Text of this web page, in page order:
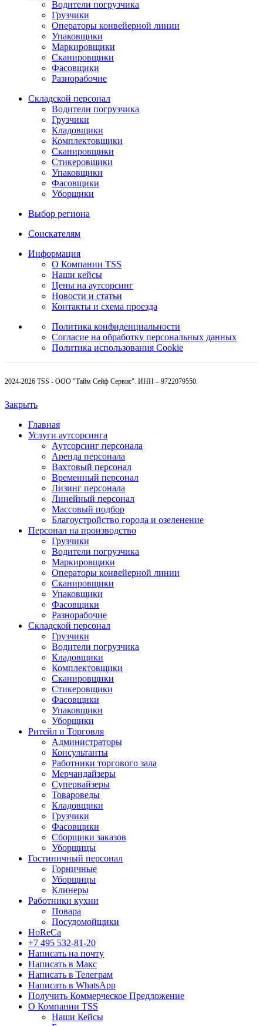
Водители погрузчика
Грузчики
Операторы конвейерной линии
Упаковщики
Маркировщики
Сканировщики
Фасовщики
Разнорабочие
Складской персонал
Водители погрузчика
Грузчики
Кладовщики
Комплектовщики
Сканировщики
Стикеровщики
Упаковщики
Фасовщики
Уборщики
Выбор региона
Соискателям
Информация
О Компании TSS
Наши кейсы
Цены на аутсорсинг
Новости и статьи
Контакты и схема проезда
Политика конфиденциальности
Согласие на обработку персональных данных
Политика использования Cookie
2024-2026 TSS - ООО "Тайм Сейф Сервис". ИНН – 9722079550.
Закрыть
Главная
Услуги аутсорсинга
Аутсорсинг персонала
Аренда персонала
Вахтовый персонал
Временный персонал
Лизинг персонала
Линейный персонал
Массовый подбор
Благоустройство города и озеленение
Персонал на производство
Грузчики
Водители погрузчика
Маркировщики
Операторы конвейерной линии
Сканировщики
Упаковщики
Фасовщики
Разнорабочие
Складской персонал
Грузчики
Водители погрузчика
Кладовщики
Комплектовщики
Сканировщики
Стикеровщики
Фасовщики
Упаковщики
Уборщики
Ритейл и Торговля
Администраторы
Консультанты
Работники торгового зала
Мерчандайзеры
Супервайзеры
Товароведы
Кладовщики
Грузчики
Фасовщики
Сборщики заказов
Уборщицы
Гостиничный персонал
Горничные
Уборщицы
Клинеры
Работники кухни
Повара
Посудомойщики
HoReCa
+7 495 532-81-20
Написать на почту
Написать в Макс
Написать в Телеграм
Написать в WhatsApp
Получить Коммерческое Предложение
О Компании TSS
Наши Кейсы